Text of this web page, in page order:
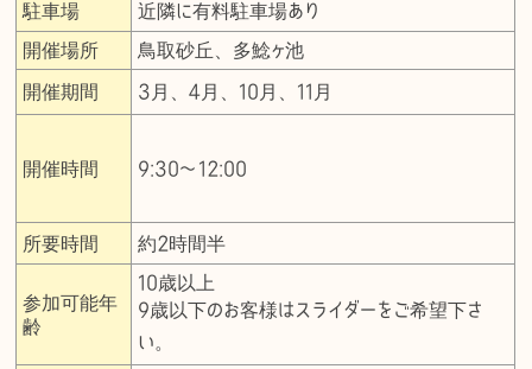
駐車場 近隣に有料駐車場あり
開催場所 鳥取砂丘、多鯰ヶ池
開催期間 3月、4月、10月、11月
開催時間 9:30〜12:00
所要時間 約2時間半
参加可能年
齢
10歳以上
9歳以下のお客様はスライダーをご希望下さ
い。